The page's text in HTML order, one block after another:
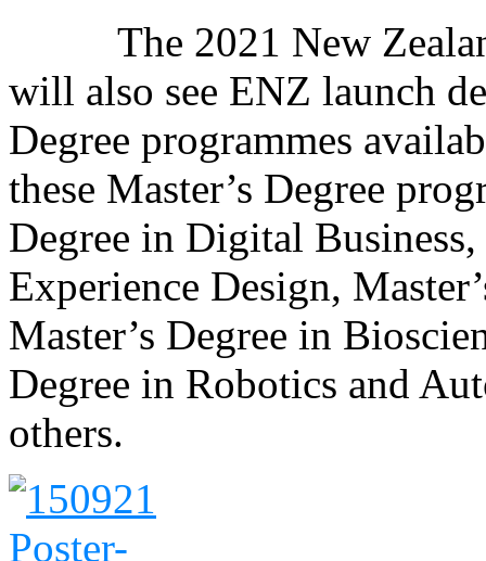
The 2021 New
will also see ENZ launch
Degree programmes
these Master’s Degree
Degree in Digital Business,
Experience Design,
Master’s Degree in
Degree in Robotics and
others.